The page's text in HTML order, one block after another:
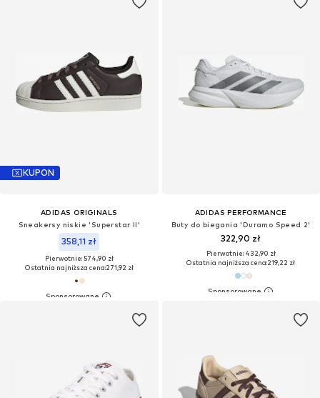
KUPON
ADIDAS ORIGINALS
Sneakersy niskie 'Superstar II'
358,11 zł
Pierwotnie: 574,90 zł
Ostatnia najniższa cena:271,92 zł
ADIDAS PERFORMANCE
Buty do biegania 'Duramo Speed 2'
322,90 zł
Pierwotnie: 432,90 zł
Ostatnia najniższa cena:219,22 zł